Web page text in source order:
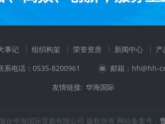
事记 组织构架 荣誉资质 新闻中心 产
系电话：0535-8200961
邮箱：hh@hh-
友情链接: 华海国际
华海国际贸易有限公司 版权所有 网站备案号：